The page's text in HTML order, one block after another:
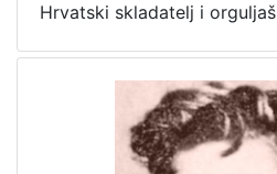
Hrvatski skladatelj i orguljaš